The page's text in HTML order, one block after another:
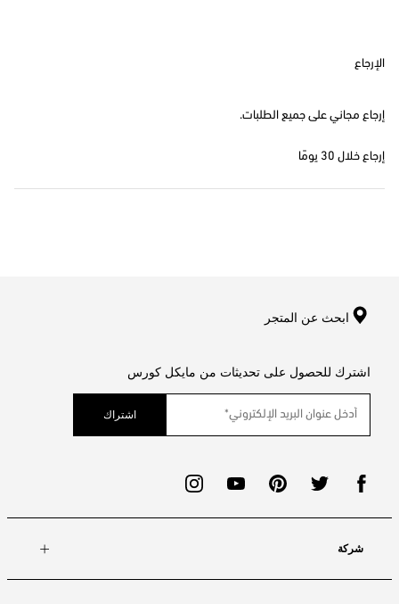
الإرجاع
إرجاع مجاني على جميع الطلبات.
إرجاع خلال 30 يومًا
ابحث عن المتجر
اشترك للحصول على تحديثات من مايكل كورس
اشتراك
شركة